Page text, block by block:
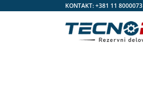
KONTAKT:+381 11 8000073